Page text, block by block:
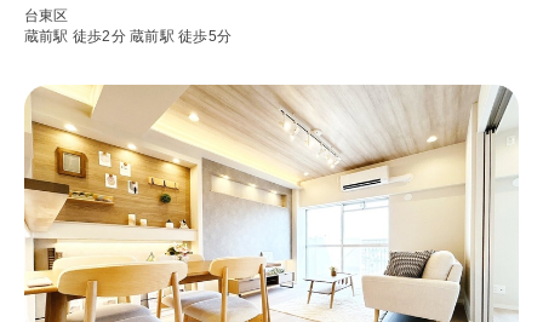
台東区
蔵前駅 徒歩2分蔵前駅 徒歩5分